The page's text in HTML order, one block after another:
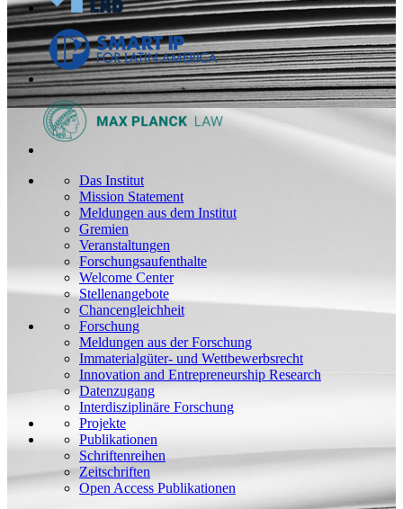
Das Institut
Mission Statement
Meldungen aus dem Institut
Gremien
Veranstaltungen
Forschungsaufenthalte
Welcome Center
Stellenangebote
Chancengleichheit
Forschung
Meldungen aus der Forschung
Immaterialgüter- und Wettbewerbsrecht
Innovation and Entrepreneurship Research
Datenzugang
Interdisziplinäre Forschung
Projekte
Publikationen
Schriftenreihen
Zeitschriften
Open Access Publikationen